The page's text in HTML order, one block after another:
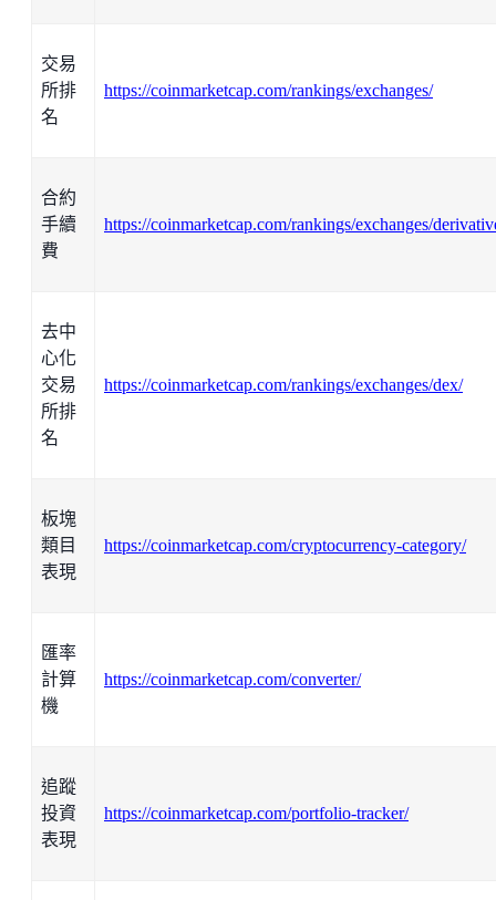
交易
所排
名
https://coinmarketcap.com/rankings/exchanges/
合約
手續
費
https://coinmarketcap.com/rankings/exchanges/
去中
心化
交易
所排
名
https://coinmarketcap.com/rankings/exchanges/dex/
板塊
類目
表現
https://coinmarketcap.com/cryptocurrency-category/
匯率
計算
機
https://coinmarketcap.com/converter/
追蹤
投資
表現
https://coinmarketcap.com/portfolio-tracker/